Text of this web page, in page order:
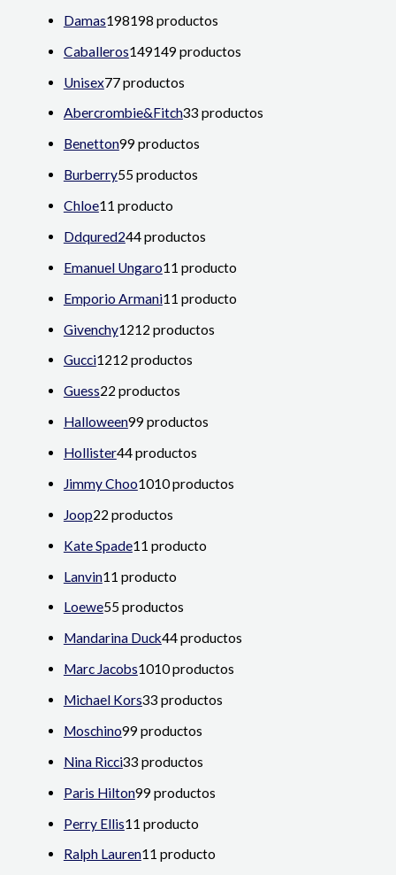
Damas198198 productos
Caballeros149149 productos
Unisex77 productos
Abercrombie&Fitch33 productos
Benetton99 productos
Burberry55 productos
Chloe11 producto
Ddqured244 productos
Emanuel Ungaro11 producto
Emporio Armani11 producto
Givenchy1212 productos
Gucci1212 productos
Guess22 productos
Halloween99 productos
Hollister44 productos
Jimmy Choo1010 productos
Joop22 productos
Kate Spade11 producto
Lanvin11 producto
Loewe55 productos
Mandarina Duck44 productos
Marc Jacobs1010 productos
Michael Kors33 productos
Moschino99 productos
Nina Ricci33 productos
Paris Hilton99 productos
Perry Ellis11 producto
Ralph Lauren11 producto